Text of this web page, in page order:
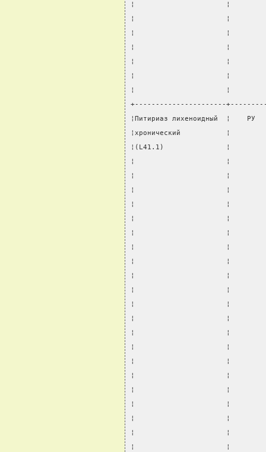
¦                      ¦
¦                      ¦
¦                      ¦
¦                      ¦
¦                      ¦
¦                      ¦
¦                      ¦
+----------------------
¦Питириаз лихеноидный  ¦
¦хронический           ¦
¦(L41.1)               ¦
¦                      ¦
¦                      ¦
¦                      ¦
¦                      ¦
¦                      ¦
¦                      ¦
¦                      ¦
¦                      ¦
¦                      ¦
¦                      ¦
¦                      ¦
¦                      ¦
¦                      ¦
¦                      ¦
¦                      ¦
¦                      ¦
¦                      ¦           ¦
¦                      ¦
¦                      ¦
¦                      ¦
¦                      ¦